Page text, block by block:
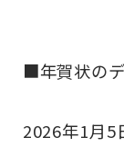
■年賀状の
2026年1月5